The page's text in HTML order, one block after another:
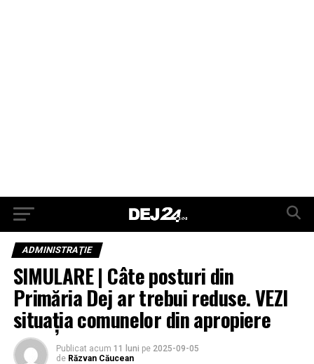
ADMINISTRAŢIE
SIMULARE | Câte posturi din
Primăria Dej ar trebui reduse. VEZI
situația comunelor din apropiere
Publicat acum 11 luni pe 2025-09-05
de Răzvan Căucean